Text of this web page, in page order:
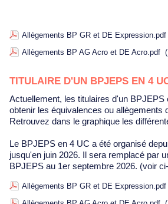
Allègements BP GR et DE Expression.pdf
Allègements BP AG Acro et DE Acro.pdf
TITULAIRE D'UN BPJEPS EN 4
Actuellement, les titulaires d'un BPJEPS en 4 UC peuvent
obtenir les équivalences ou allègements
Retrouvez dans le graphique les
Le BPJEPS en 4 UC a été organisé
jusqu'en juin 2026. Il sera remplacé par
BPJEPS au 1er septembre 2026. (voir
Allègements BP GR et DE Expression.pdf